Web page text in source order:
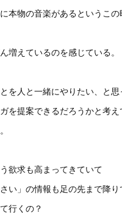
本物の音楽があるというこの
増えているのを感じている。
を人と一緒にやりたい、と思
を提案できるだろうかと考
欲求も高まってきていて
い」の情報も足の先まで降
行くの？